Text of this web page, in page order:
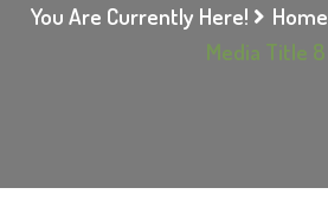
You Are Currently Here! Home
Media Title 8